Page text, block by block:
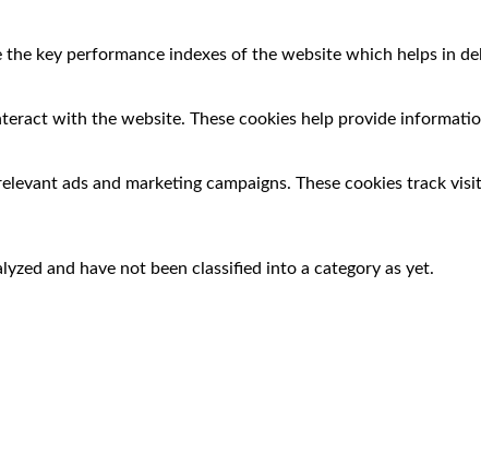
the key performance indexes of the website which helps in
with the website. These cookies help provide
ads and marketing campaigns. These cookies track
and have not been classified into a category as yet.